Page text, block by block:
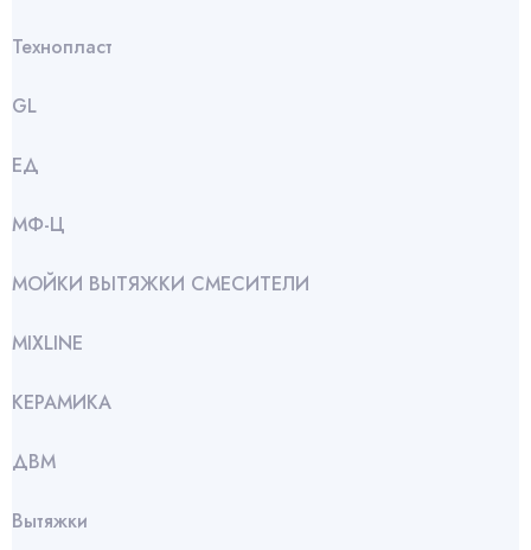
Технопласт
GL
ЕД
МФ-Ц
МОЙКИ ВЫТЯЖКИ СМЕСИТЕЛИ
МIXLINE
КЕРАМИКА
ДВМ
Вытяжки